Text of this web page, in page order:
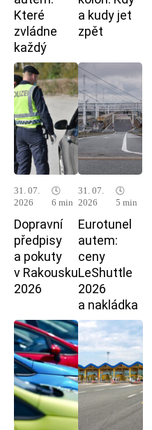
Které
zvládne
každý
a kudy jet
zpět
31. 07.
2026
🕓
6 min
Dopravní
předpisy
a pokuty
v Rakousku
2026
31. 07.
2026
🕓
5 min
Eurotunel
autem:
ceny
LeShuttle
2026
a nakládka